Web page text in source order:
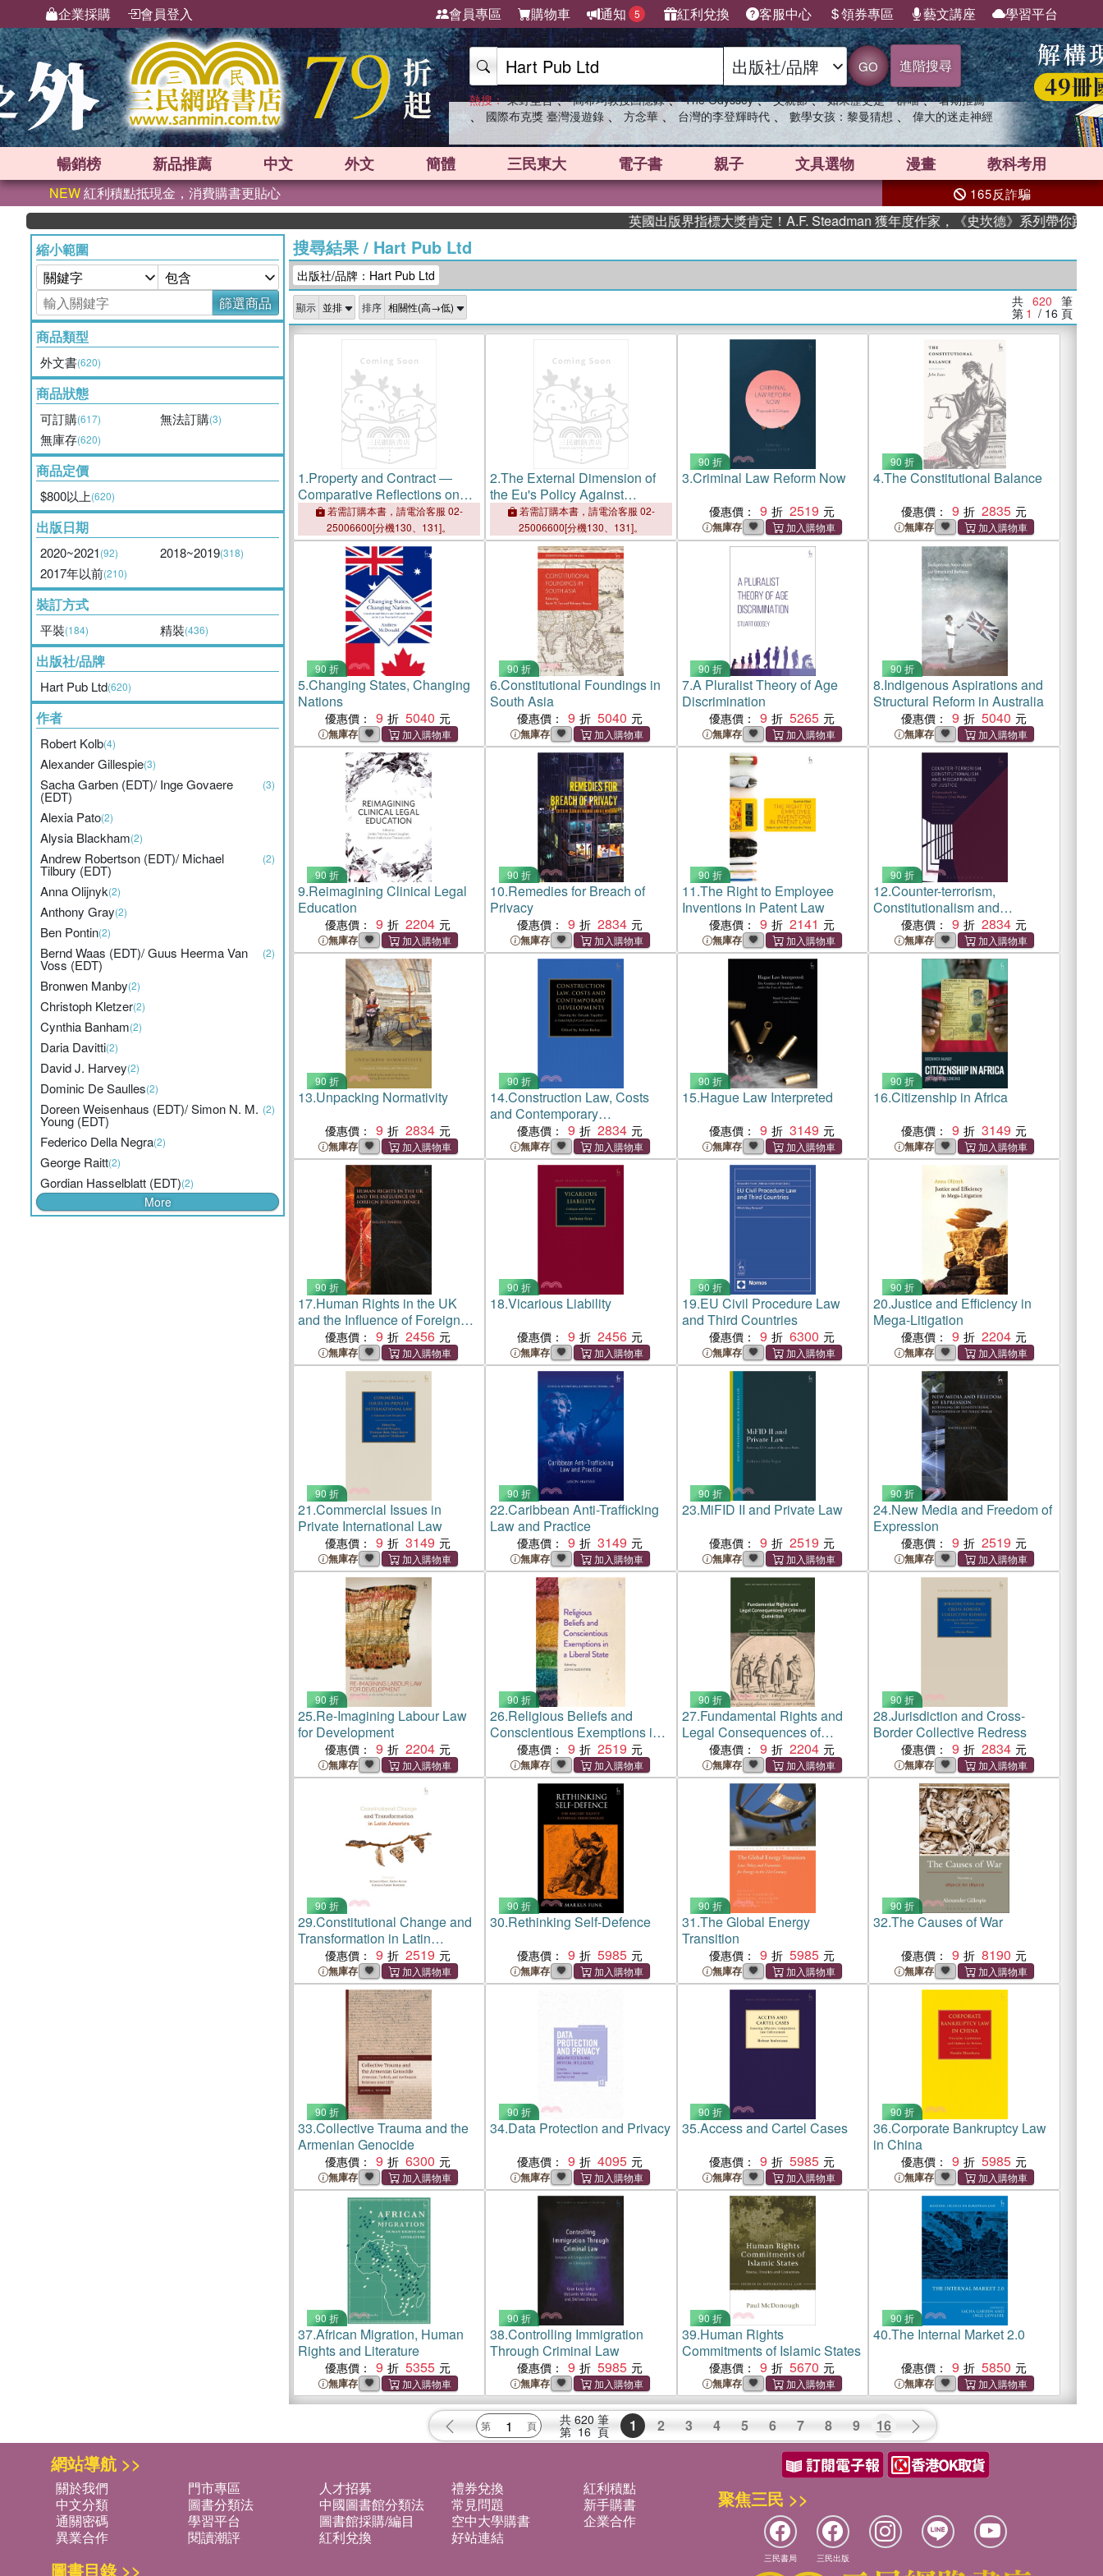
企業採購 會員登入 會員專區 購物車 通知 5 紅利兌換 客服中心 領券專區 藝文講座 學習平台
GO 進階搜尋
熱搜： 東野圭吾 、 高希均教授回憶錄 、 The Odyssey 、 父親節 、 如果歷史是一群喵 、 暑期推薦
、 國際布克獎 臺灣漫遊錄 、 方念華 、 台灣的李登輝時代 、 數學女孩：黎曼猜想 、 偉大的迷走神經
暢銷榜 新品推薦 中文 外文 簡體 三民東大 電子書 親子 文具選物 漫畫 教科考用
NEW紅利積點抵現金，消費購書更貼心 165反詐騙
英國出版界指標大獎肯定！A.F. Steadman 獲年度作家，《史坎德》系列帶你踏上熱血奇幻
縮小範圍
篩選商品
商品類型
外文書(620)
商品狀態
可訂購(617) 無法訂購(3)
無庫存(620)
商品定價
$800以上(620)
出版日期
2020~2021(92) 2018~2019(318)
2017年以前(210)
裝訂方式
平裝(184) 精裝(436)
出版社/品牌
Hart Pub Ltd(620)
作者
Robert Kolb(4)
Alexander Gillespie(3)
Sacha Garben (EDT)/ Inge Govaere
(EDT)
(3)
Alexia Pato(2)
Alysia Blackham(2)
Andrew Robertson (EDT)/ Michael
Tilbury (EDT)
(2)
Anna Olijnyk(2)
Anthony Gray(2)
Ben Pontin(2)
Bernd Waas (EDT)/ Guus Heerma Van
Voss (EDT)
(2)
Bronwen Manby(2)
Christoph Kletzer(2)
Cynthia Banham(2)
Daria Davitti(2)
David J. Harvey(2)
Dominic De Saulles(2)
Doreen Weisenhaus (EDT)/ Simon N. M.
Young (EDT)
(2)
Federico Della Negra(2)
George Raitt(2)
Gordian Hasselblatt (EDT)(2)
More
搜尋結果/ Hart Pub Ltd
出版社/品牌：Hart Pub Ltd
顯示 排序 共 620 筆
第 1 / 16 頁
1.Property and Contract ―
Comparative Reflections on
English Law and Spanish Law
若需訂購本書，請電洽客服 02-
25006600[分機130、131]。
2.The External Dimension of
the Eu's Policy Against
Trafficking in Human Beings
若需訂購本書，請電洽客服 02-
25006600[分機130、131]。
90 折
3.Criminal Law Reform Now
優惠價： 9 2519
無庫存
90 折
4.The Constitutional Balance
優惠價： 9 2835
無庫存
90 折
5.Changing States, Changing
Nations
優惠價： 9 5040
無庫存
90 折
6.Constitutional Foundings in
South Asia
優惠價： 9 5040
無庫存
90 折
7.A Pluralist Theory of Age
Discrimination
優惠價： 9 5265
無庫存
90 折
8.Indigenous Aspirations and
Structural Reform in Australia
優惠價： 9 5040
無庫存
90 折
9.Reimagining Clinical Legal
Education
優惠價： 9 2204
無庫存
90 折
10.Remedies for Breach of
Privacy
優惠價： 9 2834
無庫存
90 折
11.The Right to Employee
Inventions in Patent Law
優惠價： 9 2141
無庫存
90 折
12.Counter-terrorism,
Constitutionalism and
Miscarriages of Justice
優惠價： 9 2834
無庫存
90 折
13.Unpacking Normativity
優惠價： 9 2834
無庫存
90 折
14.Construction Law, Costs
and Contemporary
Developments: Drawing the
Threads Together
優惠價： 9 2834
無庫存
90 折
15.Hague Law Interpreted
優惠價： 9 3149
無庫存
90 折
16.Citizenship in Africa
優惠價： 9 3149
無庫存
90 折
17.Human Rights in the UK
and the Influence of Foreign
Jurisprudence
優惠價： 9 2456
無庫存
90 折
18.Vicarious Liability
優惠價： 9 2456
無庫存
90 折
19.EU Civil Procedure Law
and Third Countries
優惠價： 9 6300
無庫存
90 折
20.Justice and Efficiency in
Mega-Litigation
優惠價： 9 2204
無庫存
90 折
21.Commercial Issues in
Private International Law
優惠價： 9 3149
無庫存
90 折
22.Caribbean Anti-Trafficking
Law and Practice
優惠價： 9 3149
無庫存
90 折
23.MiFID II and Private Law
優惠價： 9 2519
無庫存
90 折
24.New Media and Freedom of
Expression
優惠價： 9 2519
無庫存
90 折
25.Re-Imagining Labour Law
for Development
優惠價： 9 2204
無庫存
90 折
26.Religious Beliefs and
Conscientious Exemptions in a
Liberal State
優惠價： 9 2519
無庫存
90 折
27.Fundamental Rights and
Legal Consequences of
Criminal Conviction
優惠價： 9 2204
無庫存
90 折
28.Jurisdiction and Cross-
Border Collective Redress
優惠價： 9 2834
無庫存
90 折
29.Constitutional Change and
Transformation in Latin
America優惠價： 9 2519
無庫存
90 折
30.Rethinking Self-Defence
優惠價： 9 5985
無庫存
90 折
31.The Global Energy
Transition
優惠價： 9 5985
無庫存
90 折
32.The Causes of War
優惠價： 9 8190
無庫存
90 折
33.Collective Trauma and the
Armenian Genocide
優惠價： 9 6300
無庫存
90 折
34.Data Protection and Privacy
優惠價： 9 4095
無庫存
90 折
35.Access and Cartel Cases
優惠價： 9 5985
無庫存
90 折
36.Corporate Bankruptcy Law
in China
優惠價： 9 5985
無庫存
90 折
37.African Migration, Human
Rights and Literature
優惠價： 9 5355
無庫存
90 折
38.Controlling Immigration
Through Criminal Law
優惠價： 9 5985
無庫存
90 折
39.Human Rights
Commitments of Islamic States
優惠價： 9 5670
無庫存
90 折
40.The Internal Market 2.0
優惠價： 9 5850
無庫存
共 620 筆
第 16 頁 1 2 3 4 5 6 7 8 9 16
網站導航 >>
關於我們 門市專區 人才招募 禮券兌換
紅利積點
中文分類
圖書分類法 中國圖書館分類法 常見問題
新手購書
通關密碼
學習平台 圖書館採購/編目 空中大學購書
企業合作
異業合作
閱讀潮評 紅利兌換 好站連結
圖書目錄 >>
聚焦三民 >>
三民書局 三民出版